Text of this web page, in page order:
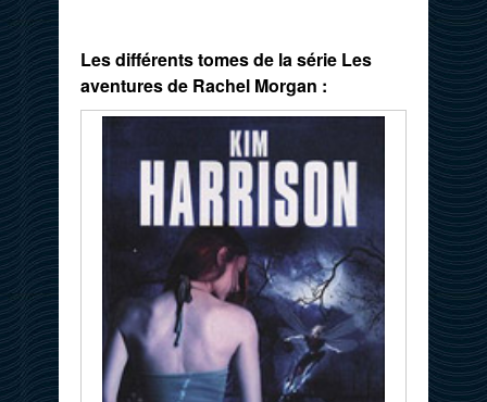
Les différents tomes de la série Les
aventures de Rachel Morgan :